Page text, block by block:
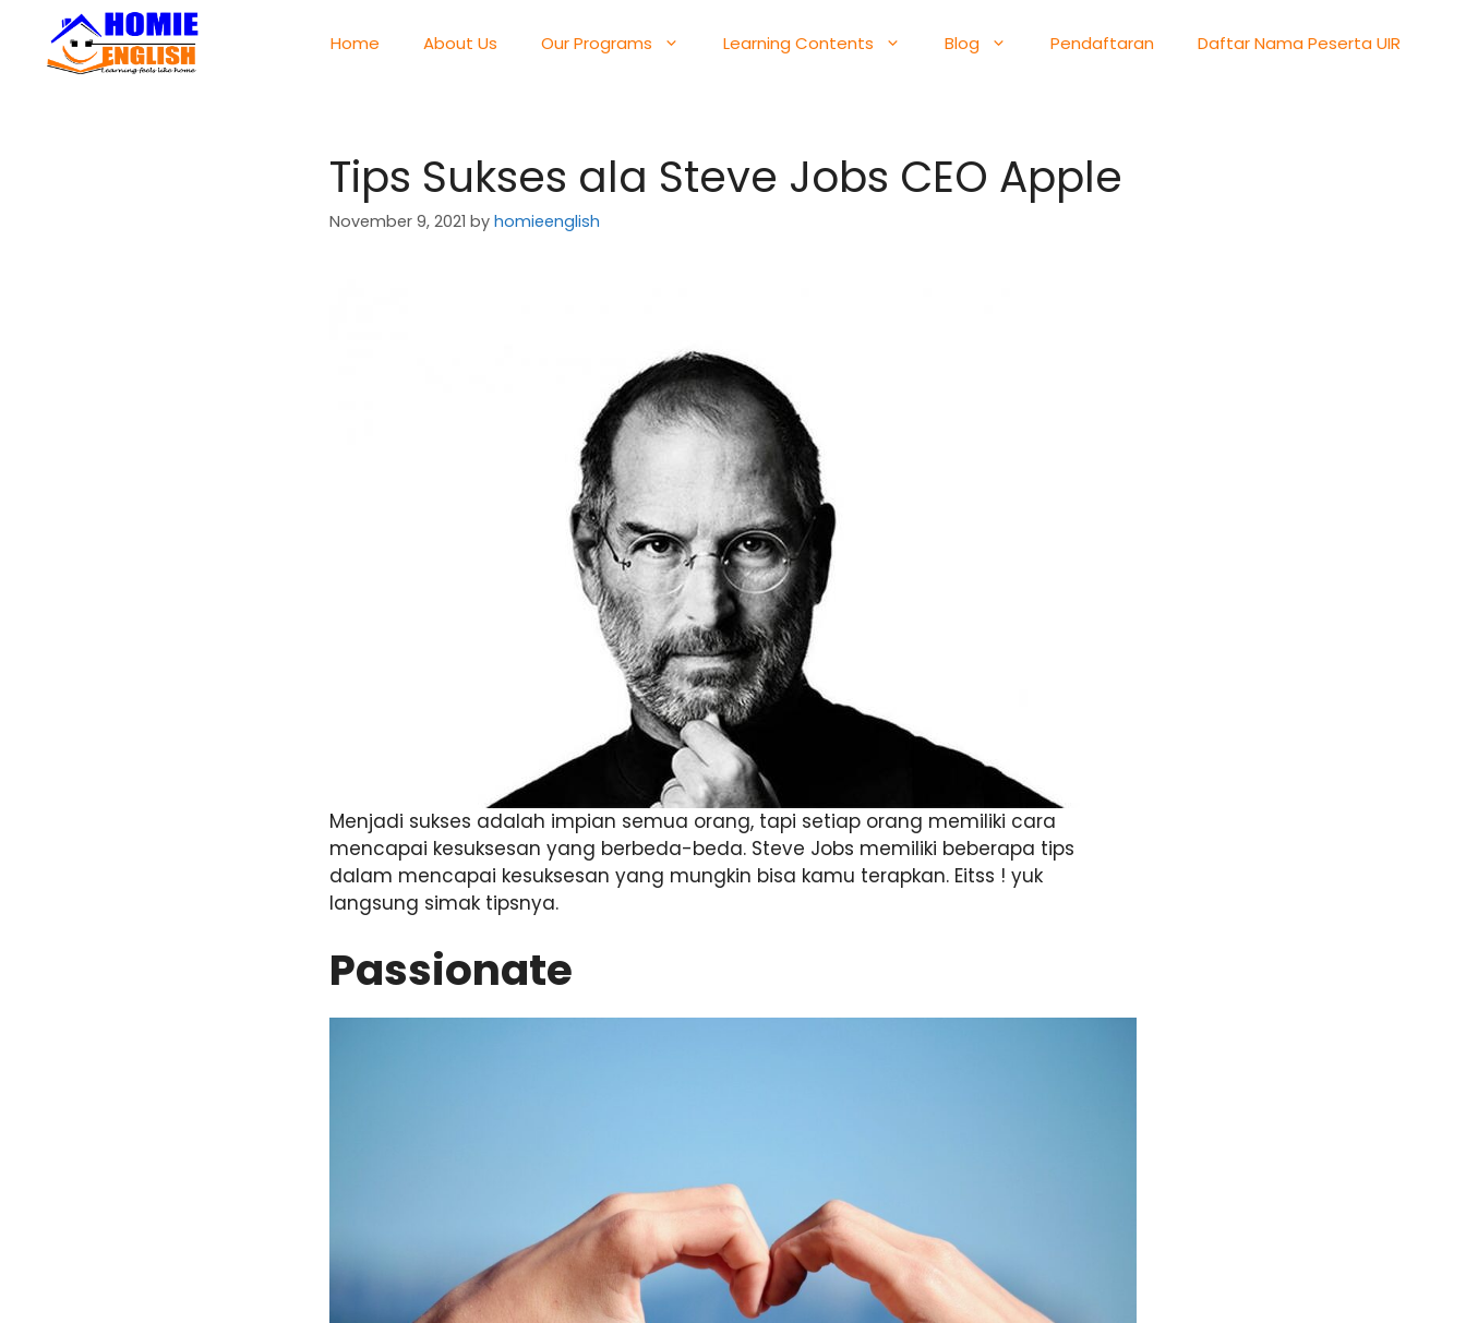
Home About Us Our Programs Learning Contents Blog Pendaftaran Daftar Nama Peserta UIR
Tips Sukses ala Steve Jobs CEO Apple
November 9, 2021 by homieenglish
Menjadi sukses adalah impian semua orang, tapi setiap orang memiliki cara
mencapai kesuksesan yang berbeda-beda. Steve Jobs memiliki beberapa tips
dalam mencapai kesuksesan yang mungkin bisa kamu terapkan. Eitss ! yuk
langsung simak tipsnya.
Passionate